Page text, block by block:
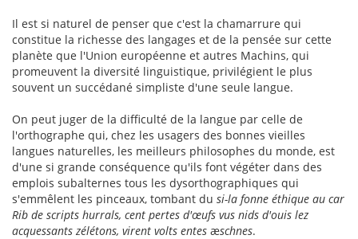
Il est si naturel de penser que c'est la chamarrure qui
constitue la richesse des langages et de la pensée sur cette
planète que l'Union européenne et autres Machins, qui
promeuvent la diversité linguistique, privilégient le plus
souvent un succédané simpliste d'une seule langue.
On peut juger de la difficulté de la langue par celle de
l'orthographe qui, chez les usagers des bonnes vieilles
langues naturelles, les meilleurs philosophes du monde, est
d'une si grande conséquence qu'ils font végéter dans des
emplois subalternes tous les dysorthographiques qui
s'emmêlent les pinceaux, tombant du si-la fonne éthique au car
Rib de scripts hurrals, cent pertes d'œufs vus nids d'ouis lez
acquessants zélétons, virent volts entes æschnes.